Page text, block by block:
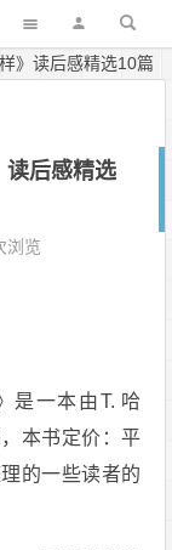
》读后感精选10篇
后感精选
浏览
是一本由T. 哈
本书定价：平
的一些读者的